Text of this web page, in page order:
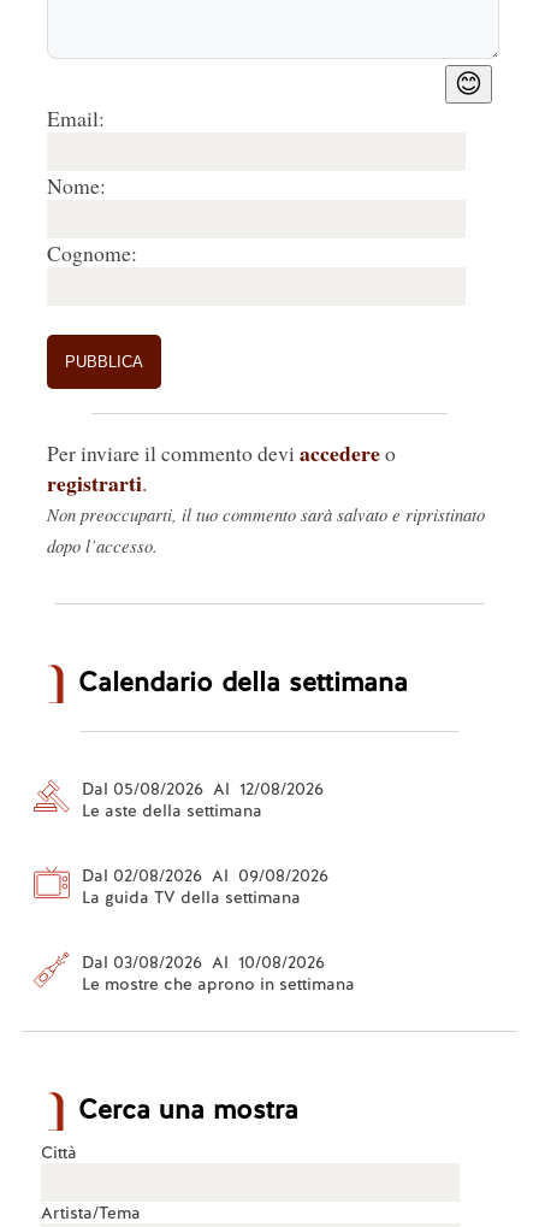
😊
Email:
Nome:
Cognome:
Per inviare il commento devi accedereo
registrarti.
Non preoccuparti, il tuo commento sarà salvato e ripristinato
dopo l’accesso.
Calendario della settimana
Dal 05/08/2026 Al 12/08/2026
Le aste della settimana
Dal 02/08/2026 Al 09/08/2026
La guida TV della settimana
Dal 03/08/2026 Al 10/08/2026
Le mostre che aprono in settimana
Cerca una mostra
Città
Artista/Tema